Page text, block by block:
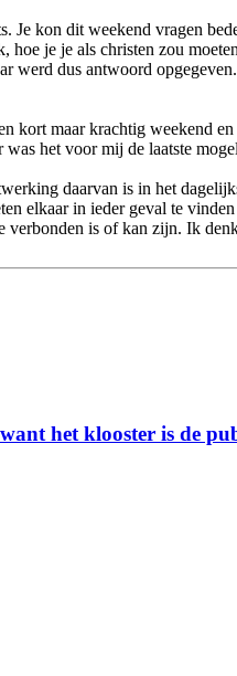
Je kon dit weekend vragen
hoe je je als christen zou
werd dus antwoord opgegeven.
kort maar krachtig weekend
het voor mij de laatste
daarvan is in het
elkaar in ieder geval te
verbonden is of kan zijn. Ik
het klooster is de